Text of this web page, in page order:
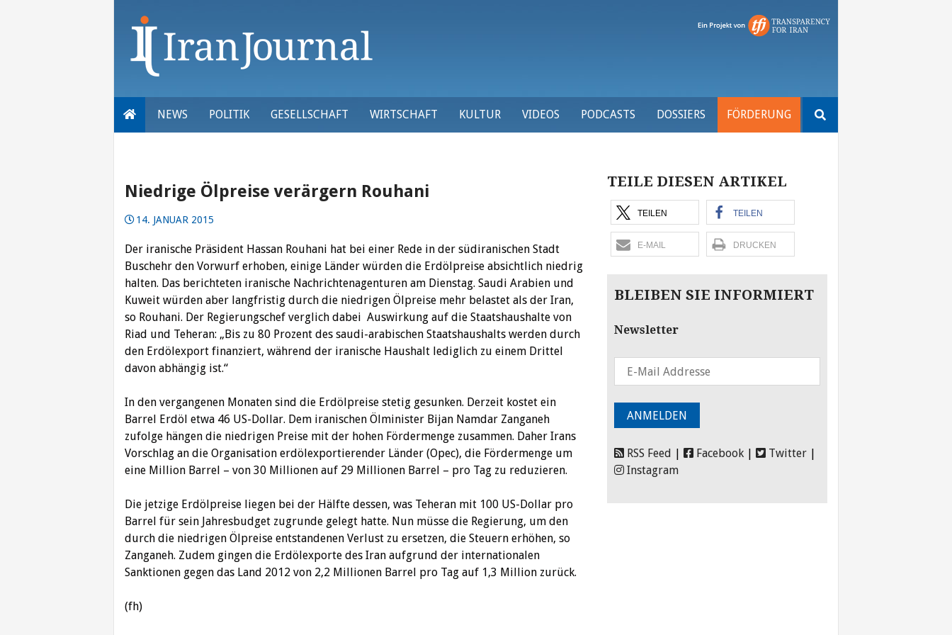
NEWS POLITIK GESELLSCHAFT WIRTSCHAFT KULTUR VIDEOS PODCASTS DOSSIERS FÖRDERUNG
nach:
Niedrige Ölpreise verärgern Rouhani
14. JANUAR 2015
Der iranische Präsident Hassan Rouhani hat bei einer Rede in der südiranischen Stadt
Buschehr den Vorwurf erhoben, einige Länder würden die Erdölpreise absichtlich niedrig
halten. Das berichteten iranische Nachrichtenagenturen am Dienstag. Saudi Arabien und
Kuweit würden aber langfristig durch die niedrigen Ölpreise mehr belastet als der Iran,
so Rouhani. Der Regierungschef verglich dabei Auswirkung auf die Staatshaushalte von
Riad und Teheran: „Bis zu 80 Prozent des saudi-arabischen Staatshaushalts werden durch
den Erdölexport finanziert, während der iranische Haushalt lediglich zu einem Drittel
davon abhängig ist.“
In den vergangenen Monaten sind die Erdölpreise stetig gesunken. Derzeit kostet ein
Barrel Erdöl etwa 46 US-Dollar. Dem iranischen Ölminister Bijan Namdar Zanganeh
zufolge hängen die niedrigen Preise mit der hohen Fördermenge zusammen. Daher Irans
Vorschlag an die Organisation erdölexportierender Länder (Opec), die Fördermenge um
eine Million Barrel – von 30 Millionen auf 29 Millionen Barrel – pro Tag zu reduzieren.
Die jetzige Erdölpreise liegen bei der Hälfte dessen, was Teheran mit 100 US-Dollar pro
Barrel für sein Jahresbudget zugrunde gelegt hatte. Nun müsse die Regierung, um den
durch die niedrigen Ölpreise entstandenen Verlust zu ersetzen, die Steuern erhöhen, so
Zanganeh. Zudem gingen die Erdölexporte des Iran aufgrund der internationalen
Sanktionen gegen das Land 2012 von 2,2 Millionen Barrel pro Tag auf 1,3 Million zurück.
(fh)
TEILE DIESEN ARTIKEL
TEILEN TEILEN
E-MAIL DRUCKEN
BLEIBEN SIE INFORMIERT
Newsletter
RSS Feed Facebook Twitter
Instagram